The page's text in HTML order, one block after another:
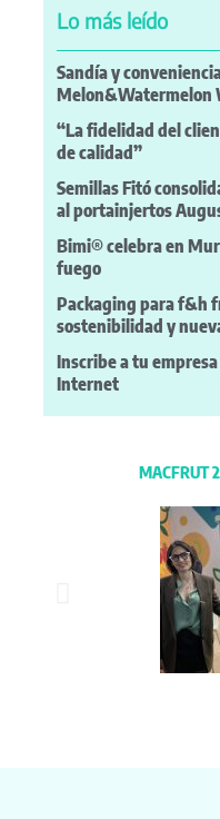
Lo más leído
Sandía y
Melon&Watermelon
“La fidelidad del
de calidad”
Semillas Fitó
al portainjertos
Bimi® celebra en
fuego
Packaging para f&h
sostenibilidad y
Inscribe a tu
Internet
MACFRUT